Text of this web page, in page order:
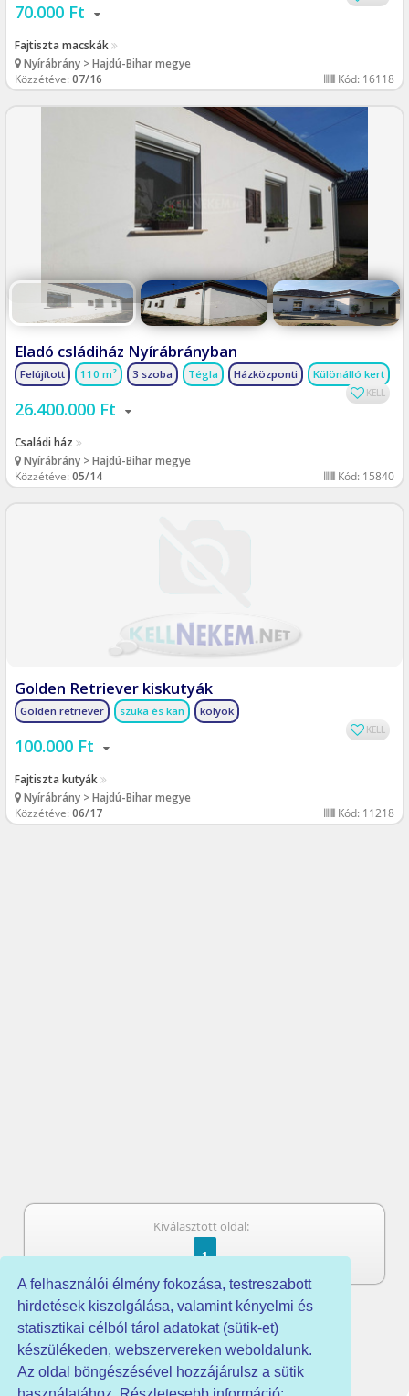
A felhasználói élmény fokozása, testreszabott
hirdetések kiszolgálása, valamint kényelmi és
statisztikai célból tárol adatokat (sütik-et)
készülékeden, webszervereken weboldalunk.
Az oldal böngészésével hozzájárulsz a sütik
70.000 Ft
Fajtiszta macskák
Nyírábrány > Hajdú-Bihar megye
Közzétéve:07/16 Kód: 16118
26.400.000 Ft
Családi ház
Nyírábrány > Hajdú-Bihar megye
Közzétéve:05/14 Kód: 15840
Eladó csládiház Nyírábrányban
Felújított 110 3 szoba Tégla Házközponti Különálló kert
KELL
100.000 Ft
Fajtiszta kutyák
Nyírábrány > Hajdú-Bihar megye
Közzétéve:06/17 Kód: 11218
Golden Retriever kiskutyák
Golden retriever szuka és kan kölyök
KELL
Kiválasztott oldal:
1